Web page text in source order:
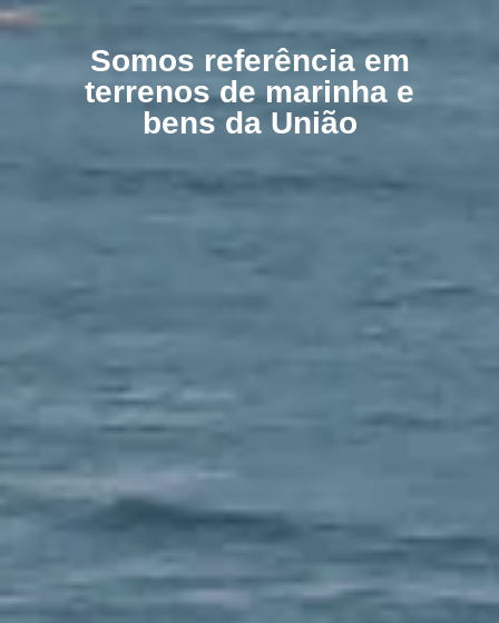
Somos referência em
terrenos de marinha e
bens da União